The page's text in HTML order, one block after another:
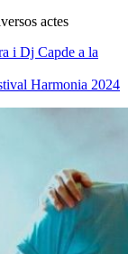
actes
i Dj Capde a la
Harmonia 2024